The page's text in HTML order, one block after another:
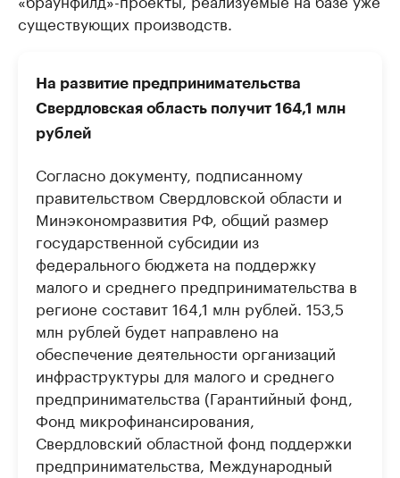
существующих производств.
На развитие предпринимательства
Свердловская область получит 164,1 млн
рублей
Согласно документу, подписанному
правительством Свердловской области и
Минэкономразвития РФ, общий размер
государственной субсидии из
федерального бюджета на поддержку
малого и среднего предпринимательства в
регионе составит 164,1 млн рублей. 153,5
млн рублей будет направлено на
обеспечение деятельности организаций
инфраструктуры для малого и среднего
предпринимательства (Гарантийный фонд,
Фонд микрофинансирования,
Свердловский областной фонд поддержки
предпринимательства, Международный